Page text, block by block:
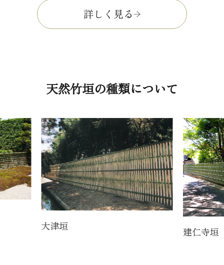
詳しく見る
天然竹垣の種類について
大津垣 建仁寺垣